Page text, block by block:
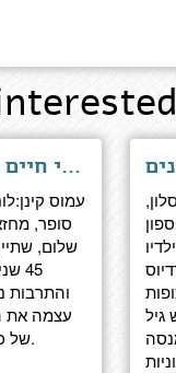
על דעת עצמו - ארבעה פרקי חיים של עמוס קינן
עמוס
סופר,
שלום,
45
והתרבות
עצמה את
של כתיבת פרקים מחייו.
שכופות
גיל